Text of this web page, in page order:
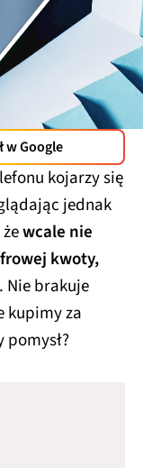
w Google
kojarzy się
jednak
wcale nie
kwoty,
. Nie brakuje
kupimy za
pomysł?